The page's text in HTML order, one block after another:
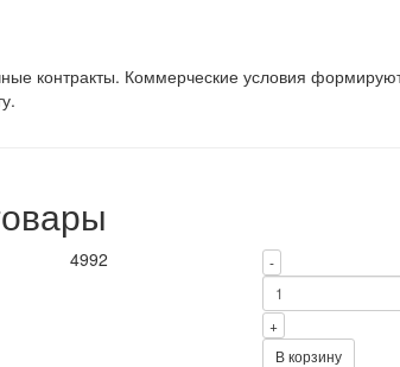
контракты. Коммерческие условия
4992 -
+
В корзину